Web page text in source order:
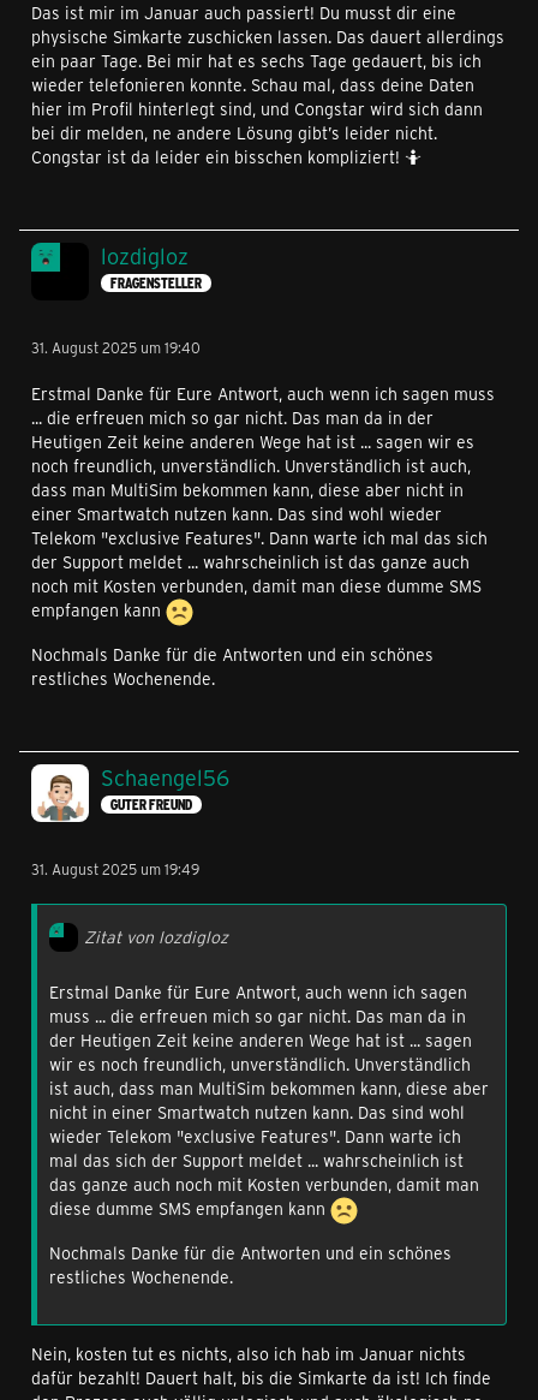
Das ist mir im Januar auch passiert! Du musst dir eine
physische Simkarte zuschicken lassen. Das dauert allerdings
ein paar Tage. Bei mir hat es sechs Tage gedauert, bis ich
wieder telefonieren konnte. Schau mal, dass deine Daten
hier im Profil hinterlegt sind, und Congstar wird sich dann
bei dir melden, ne andere Lösung gibt’s leider nicht.
Congstar ist da leider ein bisschen kompliziert! 🤷
lozdigloz
FRAGENSTELLER
31. August 2025 um 19:40
Erstmal Danke für Eure Antwort, auch wenn ich sagen muss
... die erfreuen mich so gar nicht. Das man da in der
Heutigen Zeit keine anderen Wege hat ist ... sagen wir es
noch freundlich, unverständlich. Unverständlich ist auch,
dass man MultiSim bekommen kann, diese aber nicht in
einer Smartwatch nutzen kann. Das sind wohl wieder
Telekom "exclusive Features". Dann warte ich mal das sich
der Support meldet ... wahrscheinlich ist das ganze auch
noch mit Kosten verbunden, damit man diese dumme SMS
empfangen kann
Nochmals Danke für die Antworten und ein schönes
restliches Wochenende.
Schaengel56
GUTER FREUND
31. August 2025 um 19:49
Zitat von lozdigloz
Erstmal Danke für Eure Antwort, auch wenn ich sagen
muss ... die erfreuen mich so gar nicht. Das man da in
der Heutigen Zeit keine anderen Wege hat ist ... sagen
wir es noch freundlich, unverständlich. Unverständlich
ist auch, dass man MultiSim bekommen kann, diese aber
nicht in einer Smartwatch nutzen kann. Das sind wohl
wieder Telekom "exclusive Features". Dann warte ich
mal das sich der Support meldet ... wahrscheinlich ist
das ganze auch noch mit Kosten verbunden, damit man
diese dumme SMS empfangen kann
Nochmals Danke für die Antworten und ein schönes
restliches Wochenende.
Nein, kosten tut es nichts, also ich hab im Januar nichts
dafür bezahlt! Dauert halt, bis die Simkarte da ist! Ich finde